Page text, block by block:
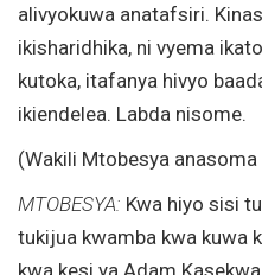
alivyokuwa anatafsiri.
ikisharidhika, ni vyema
kutoka, itafanya hivyo
ikiendelea. Labda nisome.
(Wakili Mtobesya anasoma
MTOBESYA: Kwa hiyo sisi
tukijua kwamba kwa kuwa
kwa kesi ya Adam